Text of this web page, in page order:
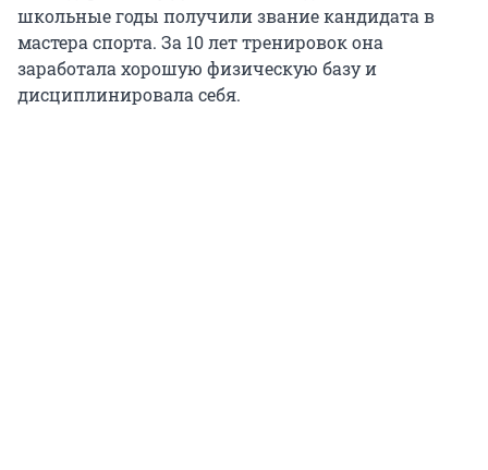
школьные годы получили звание кандидата в
мастера спорта. За 10 лет тренировок она
заработала хорошую физическую базу и
дисциплинировала себя.